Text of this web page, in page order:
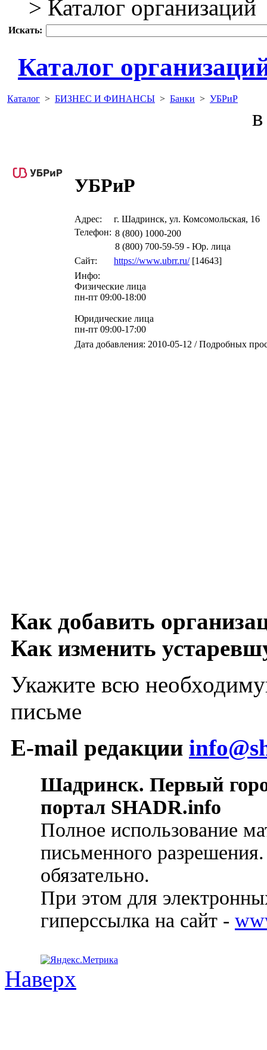
> Каталог организаций
Искать:
Каталог
Каталог > БИЗНЕС И ФИНАНСЫ > Банки > УБРиР
УБРиР
Адрес:
г. Шадринск, ул. Комсомольская, 16
Телефон: 8 (800) 1000-200
8 (800) 700-59-59 - Юр. лица
Сайт:
https://www.ubrr.ru/[14643]
Инфо:
Физические лица
пн-пт 09:00-18:00
Юридические лица
пн-пт 09:00-17:00
Дата добавления: 2010-05-12 / Подробных
Как добавить
Как изменить
Укажите всю
письме
E-mail редакции
Шадринск. Первый
портал SHADR.info
Полное использование
письменного
обязательно.
При этом для
гиперссылка на сайт -
Наверх